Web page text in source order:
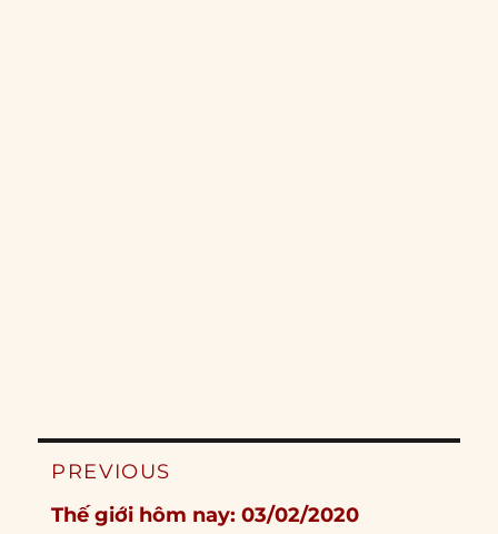
Post
PREVIOUS
Previous
Thế giới hôm nay: 03/02/2020